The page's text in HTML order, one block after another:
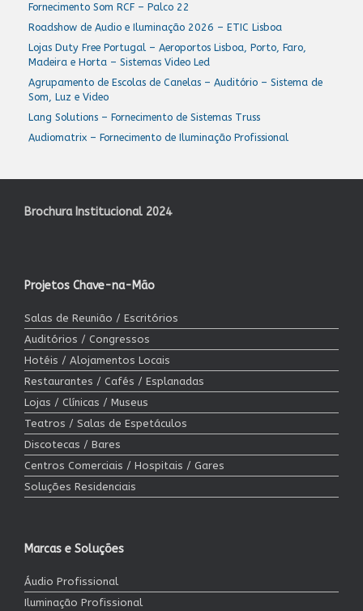
Fornecimento Som RCF – Palco 22
Roadshow de Audio e Iluminação 2026 – ETIC Lisboa
Lojas Duty Free Portugal – Aeroportos Lisboa, Porto, Faro,
Madeira e Horta – Sistemas Video Led
Agrupamento de Escolas de Canelas – Auditório – Sistema de
Som, Luz e Video
Lang Solutions – Fornecimento de Sistemas Truss
Audiomatrix – Fornecimento de Iluminação Profissional
Brochura Institucional 2024
Projetos Chave-na-Mão
Salas de Reunião / Escritórios
Auditórios / Congressos
Hotéis / Alojamentos Locais
Restaurantes / Cafés / Esplanadas
Lojas / Clínicas / Museus
Teatros / Salas de Espetáculos
Discotecas / Bares
Centros Comerciais / Hospitais / Gares
Soluções Residenciais
Marcas e Soluções
Áudio Profissional
Iluminação Profissional